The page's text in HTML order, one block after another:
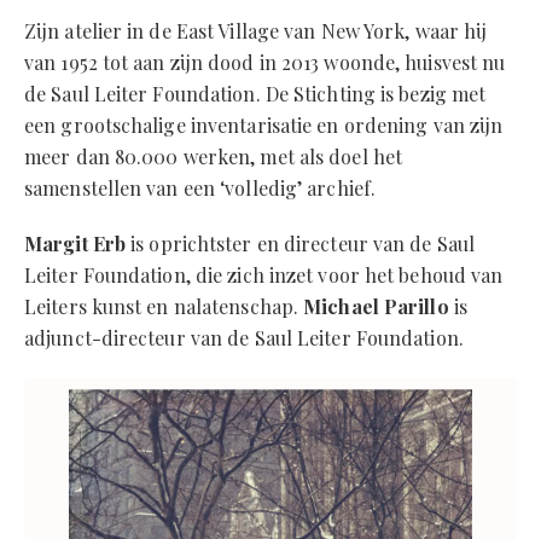
Zijn atelier in de East Village van New York, waar hij
van 1952 tot aan zijn dood in 2013 woonde, huisvest nu
de Saul Leiter Foundation. De Stichting is bezig met
een grootschalige inventarisatie en ordening van zijn
meer dan 80.000 werken, met als doel het
samenstellen van een ‘volledig’ archief.
Margit Erbis oprichtster en directeur van de Saul
Leiter Foundation, die zich inzet voor het behoud van
Leiters kunst en nalatenschap. Michael Parillo is
adjunct-directeur van de Saul Leiter Foundation.